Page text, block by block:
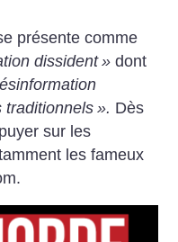
présente comme
dissident » dont
traditionnels ». Dès
sur les
les fameux